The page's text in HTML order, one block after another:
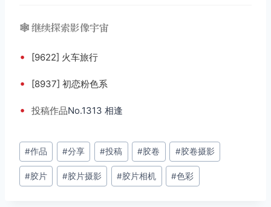
🕸️ 继续探索影像宇宙
• [9622] 火车旅行
• [8937] 初恋粉色系
• 投稿作品No.1313 相逢
文
章
标
#作品 #分享 #投稿 #胶卷 #胶卷摄影
#胶片 #胶片摄影 #胶片相机 #色彩